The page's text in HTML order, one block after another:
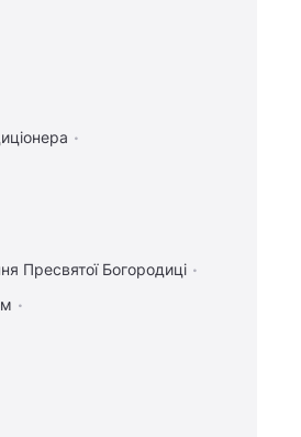
Пресвятої Богородиці